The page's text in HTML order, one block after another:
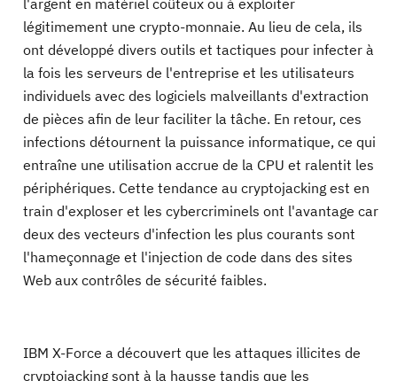
l'argent en matériel coûteux ou à exploiter
légitimement une crypto-monnaie. Au lieu de cela, ils
ont développé divers outils et tactiques pour infecter à
la fois les serveurs de l'entreprise et les utilisateurs
individuels avec des logiciels malveillants d'extraction
de pièces afin de leur faciliter la tâche. En retour, ces
infections détournent la puissance informatique, ce qui
entraîne une utilisation accrue de la CPU et ralentit les
périphériques. Cette tendance au cryptojacking est en
train d'exploser et les cybercriminels ont l'avantage car
deux des vecteurs d'infection les plus courants sont
l'hameçonnage et l'injection de code dans des sites
Web aux contrôles de sécurité faibles.
IBM X-Force a découvert que les attaques illicites de
cryptojacking sont à la hausse tandis que les